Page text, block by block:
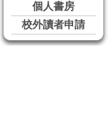
個人書房
校外讀者申請